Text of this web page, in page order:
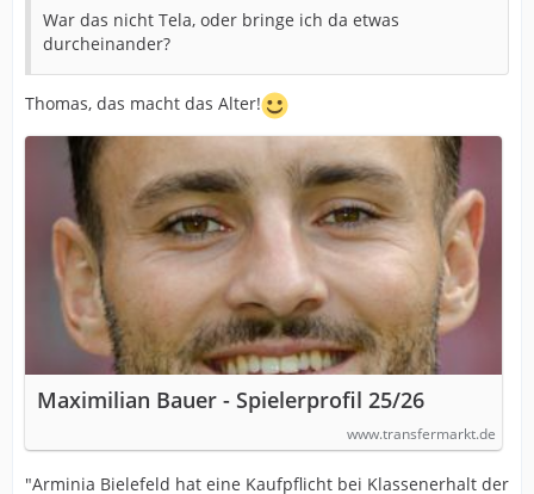
War das nicht Tela, oder bringe ich da etwas
durcheinander?
Thomas, das macht das Alter!
Maximilian Bauer - Spielerprofil 25/26
www.transfermarkt.de
"Arminia Bielefeld hat eine Kaufpflicht bei Klassenerhalt der